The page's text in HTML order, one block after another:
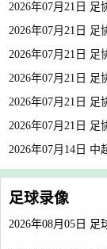
2026年07月21日
2026年07月21日
2026年07月21日
2026年07月21日
2026年07月21日
2026年07月21日
2026年07月14日 中
足球录像
2026年08月05日